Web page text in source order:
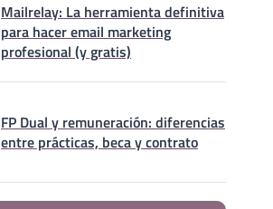
Mailrelay: La herramienta definitiva
para hacer email marketing
profesional (y gratis)
FP Dual y remuneración: diferencias
entre prácticas, beca y contrato